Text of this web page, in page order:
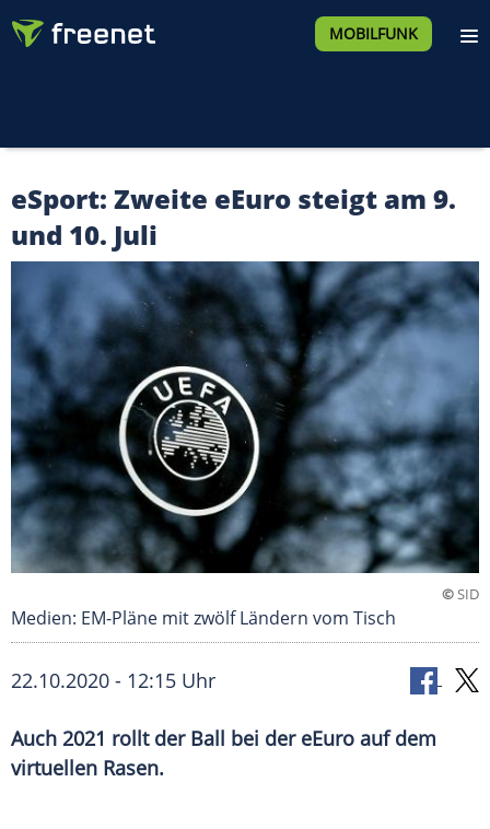
MOBILFUNK
eSport: Zweite eEuro steigt am 9.
und 10. Juli
©SID
Medien: EM-Pläne mit zwölf Ländern vom Tisch
22.10.2020 - 12:15 Uhr
Auch 2021 rollt der Ball bei der eEuro auf dem
virtuellen Rasen.